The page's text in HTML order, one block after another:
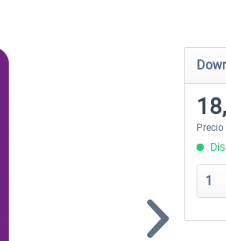
Precio